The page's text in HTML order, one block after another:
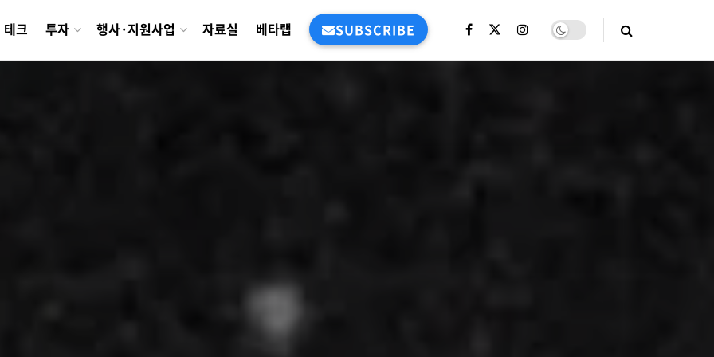
테크 투자 행사·지원사업 자료실 베타랩 SUBSCRIBE